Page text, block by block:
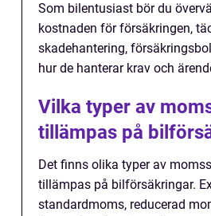
Som bilentusiast bör du
kostnaden för försäkringen,
skadehantering,
hur de hanterar krav och
Vilka typer av
tillämpas på
Det finns olika typer av
tillämpas på bilförsäkringar.
standardmoms, reducerad